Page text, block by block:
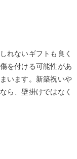
れないギフトも良く
を付ける可能性があ
います。新築祝いや
ら、壁掛けではなく